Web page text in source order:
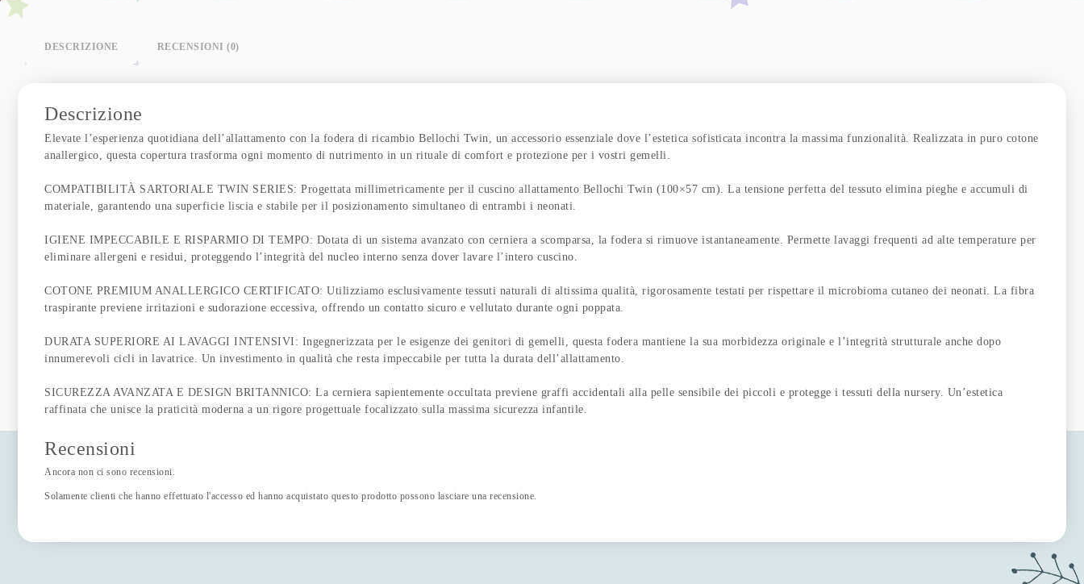
DESCRIZIONE RECENSIONI (0)
Descrizione
Elevate l’esperienza quotidiana dell’allattamento con la fodera di ricambio Bellochi Twin, un accessorio essenziale dove l’estetica sofisticata incontra la massima funzionalità. Realizzata in puro cotone
anallergico, questa copertura trasforma ogni momento di nutrimento in un rituale di comfort e protezione per i vostri gemelli.
COMPATIBILITÀ SARTORIALE TWIN SERIES: Progettata millimetricamente per il cuscino allattamento Bellochi Twin (100×57 cm). La tensione perfetta del tessuto elimina pieghe e accumuli di
materiale, garantendo una superficie liscia e stabile per il posizionamento simultaneo di entrambi i neonati.
IGIENE IMPECCABILE E RISPARMIO DI TEMPO: Dotata di un sistema avanzato con cerniera a scomparsa, la fodera si rimuove istantaneamente. Permette lavaggi frequenti ad alte temperature per
eliminare allergeni e residui, proteggendo l’integrità del nucleo interno senza dover lavare l’intero cuscino.
COTONE PREMIUM ANALLERGICO CERTIFICATO: Utilizziamo esclusivamente tessuti naturali di altissima qualità, rigorosamente testati per rispettare il microbioma cutaneo dei neonati. La fibra
traspirante previene irritazioni e sudorazione eccessiva, offrendo un contatto sicuro e vellutato durante ogni poppata.
DURATA SUPERIORE AI LAVAGGI INTENSIVI: Ingegnerizzata per le esigenze dei genitori di gemelli, questa fodera mantiene la sua morbidezza originale e l’integrità strutturale anche dopo
innumerevoli cicli in lavatrice. Un investimento in qualità che resta impeccabile per tutta la durata dell’allattamento.
SICUREZZA AVANZATA E DESIGN BRITANNICO: La cerniera sapientemente occultata previene graffi accidentali alla pelle sensibile dei piccoli e protegge i tessuti della nursery. Un’estetica
raffinata che unisce la praticità moderna a un rigore progettuale focalizzato sulla massima sicurezza infantile.
Recensioni
Ancora non ci sono recensioni.
Solamente clienti che hanno effettuato l'accesso ed hanno acquistato questo prodotto possono lasciare una recensione.